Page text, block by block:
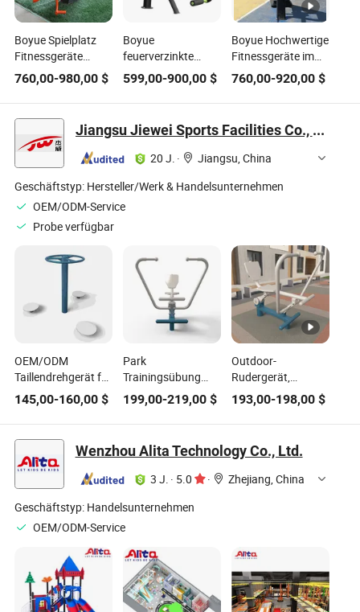
Boyue Spielplatz
Fitnessgeräte
Feuerverzinkte
Fitnessgeräte für
den Außenbereich
Sportgeräte für den
Park
760,00-980,00 $
Boyue
feuerverzinkte
Outdoor-Spielplatz-
Fitness-Ausrüstung
für das Training im
Freien
599,00-900,00$
Boyue Hochwertige
Fitnessgeräte im
Parkgeräte
760,00-920,00$
Jiangsu Jiewei Sports Facilities Co., Ltd.
20 J. ·
Jiangsu, China
Geschäftstyp: Hersteller/Werk & Handelsunternehmen
OEM/ODM-Service
Probe verfügbar
OEM/ODM
Taillendrehgerät für
Outdoor-
Fitnessgeräte für
Parkgemeinschaften
und
Schulsportzentren
145,00-160,00 $
Park
Trainingsübung
Erwachsene
Wohnstraße
Workout Outdoor
Fitnessgeräte
Rudergerät
199,00-219,00$
Outdoor-
Rudergerät,
Ganzkörper-
Workout-
Fitnessgerät für
Gemeinschaft
193,00-198,00$
Wenzhou Alita Technology Co., Ltd.
3 J. · 5.0 ·
Zhejiang, China
Geschäftstyp: Handelsunternehmen
OEM/ODM-Service